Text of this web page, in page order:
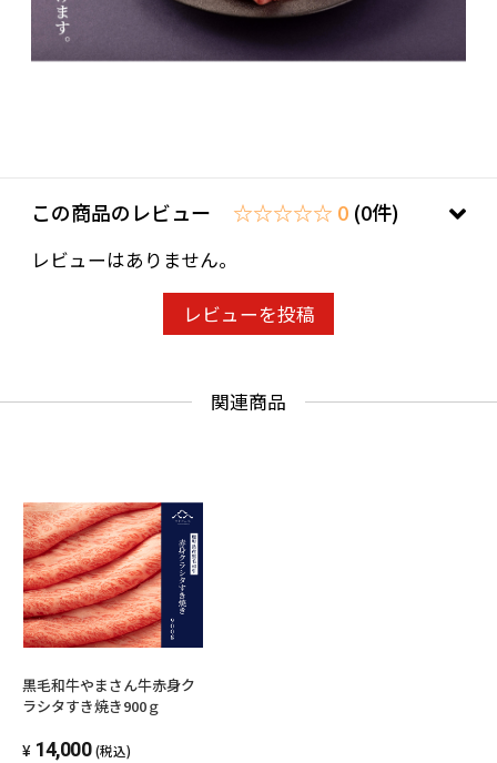
この商品のレビュー ☆☆☆☆☆ 0 (0件)
レビューはありません。
レビューを投稿
関連商品
黒毛和牛やまさん牛赤身ク
ラシタすき焼き900ｇ
14,000 (税込)